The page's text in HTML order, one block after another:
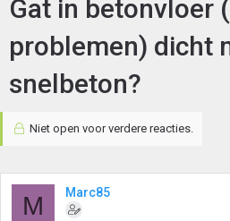
Gat in betonvloer
problemen) dicht
snelbeton?
Niet open voor verdere reacties.
M Marc85